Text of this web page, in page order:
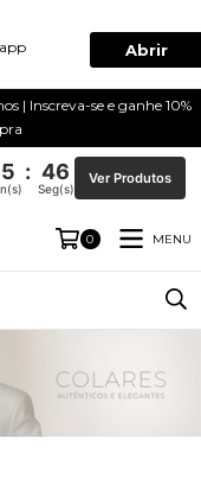
Abrir
| Inscreva-se e ganhe 10%
: 46
Seg(s)
Ver Produtos
0 MENU